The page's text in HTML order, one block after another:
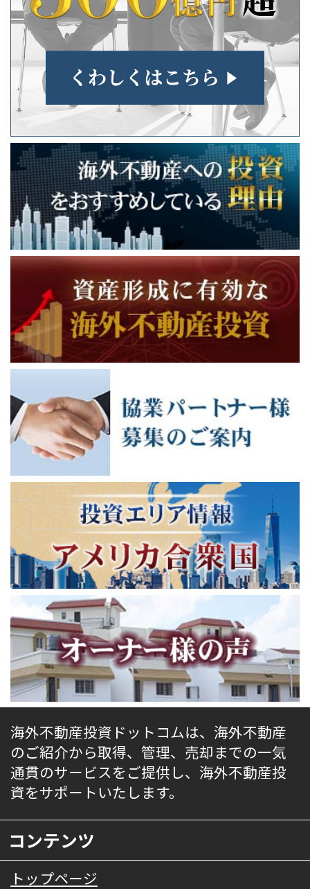
海外不動産投資ドットコムは、海外不動産
のご紹介から取得、管理、売却までの一気
通貫のサービスをご提供し、海外不動産投
資をサポートいたします。
コンテンツ
トップページ